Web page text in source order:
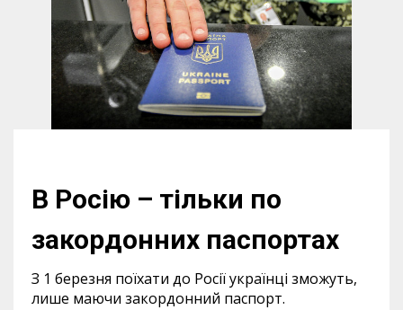
В Росію – тільки по
закордонних паспортах
З 1 березня поїхати до Росії українці зможуть,
лише маючи закордонний паспорт.